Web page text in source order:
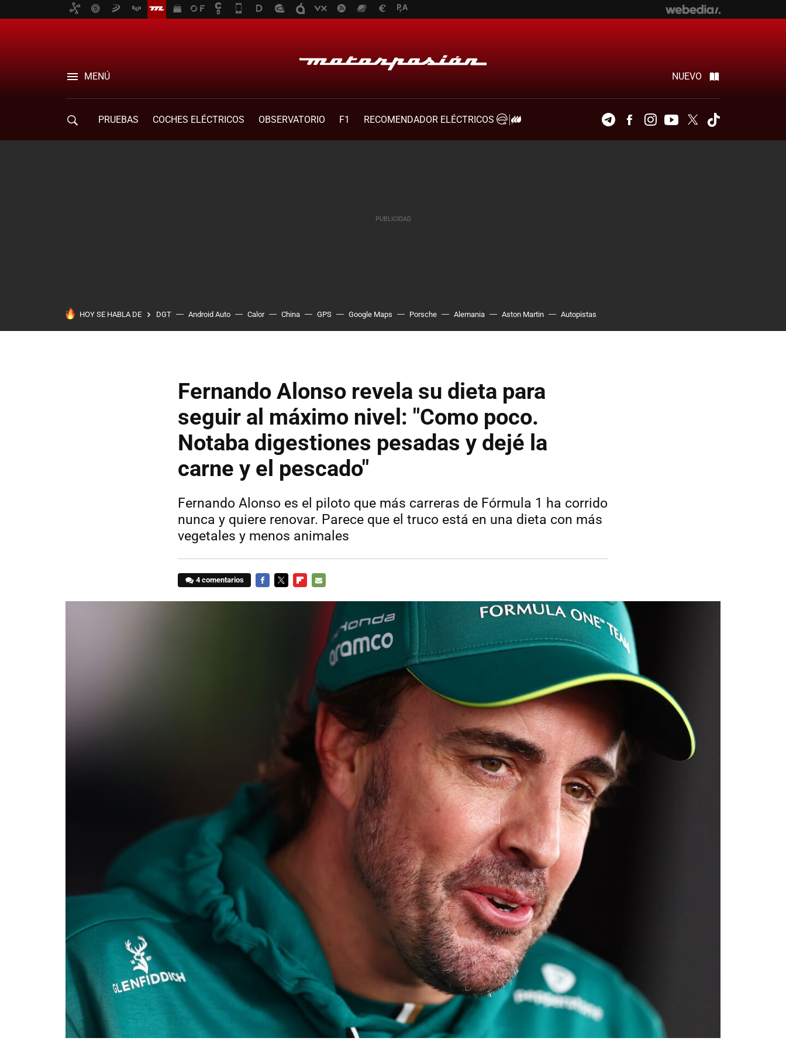
MENÚ NUEVO
PRUEBAS COCHES ELÉCTRICOS OBSERVATORIO F1
RECOMENDADOR ELÉCTRICOS
TelegramFacebookInstagramYoutubeTwitter
HOY SE HABLA DE DGT Android Auto Calor China GPS Google Maps Porsche Alemania Aston Martin Autopistas
Fernando Alonso revela su dieta para
seguir al máximo nivel: "Como poco.
Notaba digestiones pesadas y dejé la
carne y el pescado"
Fernando Alonso es el piloto que más carreras de Fórmula 1 ha corrido
nunca y quiere renovar. Parece que el truco está en una dieta con más
vegetales y menos animales
4 comentarios